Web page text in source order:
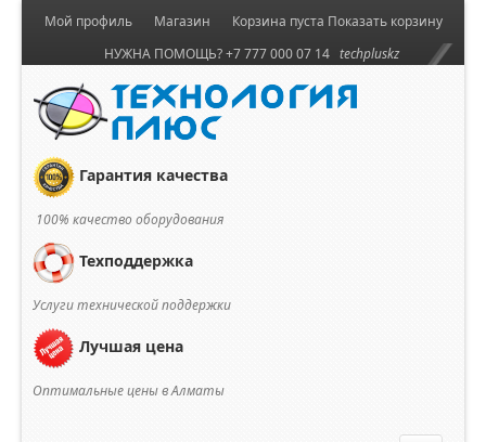
Корзина пуста Показать корзину
Мой профиль
Магазин
НУЖНА ПОМОЩЬ? +7 777 000 07 14 techpluskz
Гарантия качества
100% качество оборудования
Техподдержка
Услуги технической поддержки
Лучшая цена
Оптимальные цены в Алматы